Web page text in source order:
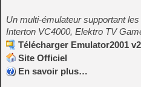
Un multi-émulateur supportant
Interton VC4000, Elektro TV
Télécharger Emulator2001
Site Officiel
En savoir plus…